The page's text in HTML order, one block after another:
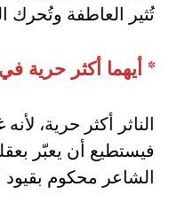
تُثير العاطفة
* أيهما أكثر حرية
الناثر أكثر حرية،
فيستطيع أن يعبّر
الشاعر محكوم بقيود